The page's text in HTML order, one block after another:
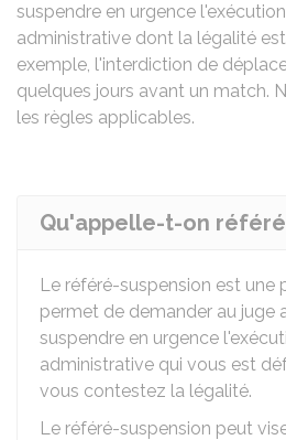
suspendre en urgence
administrative dont la légalité
exemple, l'interdiction de
quelques jours avant un match.
les règles applicables.
Qu'appelle-t-on
Le référé-suspension est une
permet de demander au juge
suspendre en urgence
administrative qui vous est
vous contestez la légalité.
Le référé-suspension peut